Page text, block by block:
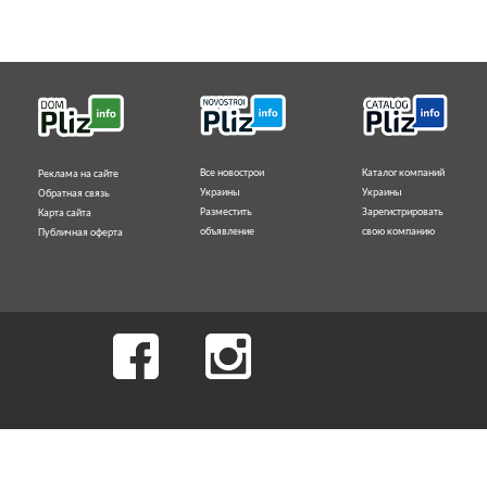
Реклама на сайте
Обратная связь
Карта сайта
Публичная оферта
Все новострои
Украины
Разместить
объявление
Каталог компаний
Украины
Зарегистрировать
свою компанию